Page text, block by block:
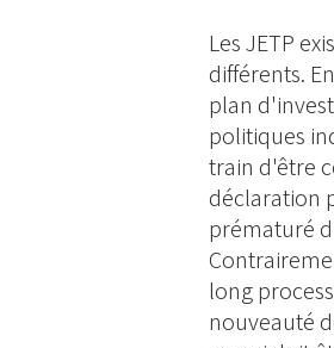
Les JETP
différents.
plan
politiques
train d'être
déclaration
prématuré
long
nouveauté